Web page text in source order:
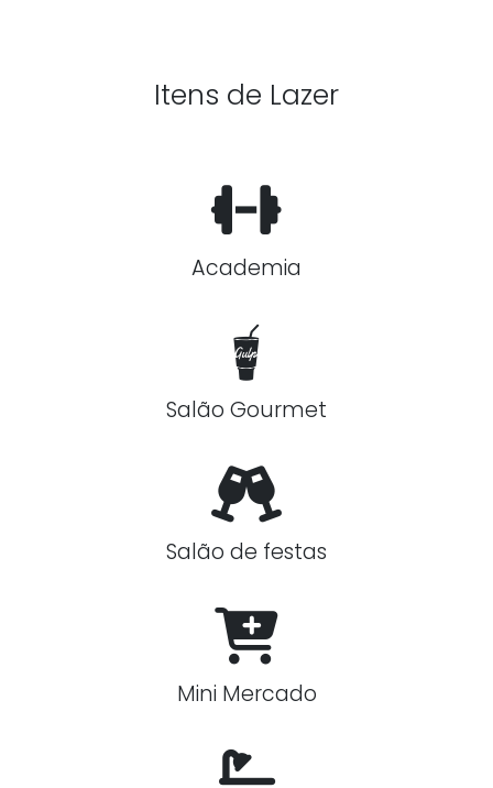
Itens de Lazer
Academia
Salão Gourmet
Salão de festas
Mini Mercado